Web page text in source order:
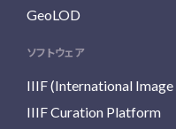
GeoLOD
ソフトウェア
IIIF (International
IIIF Curation Platform